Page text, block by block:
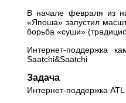
В начале февраля из
«Япоша» запустил
борьба «суши»
Интернет-поддержка
Saatchi&Saatchi
Задача
Интернет-поддержка